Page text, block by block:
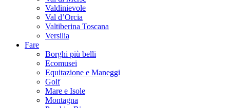
Valdinievole
Val d’Orcia
Valtiberina Toscana
Versilia
Fare
Borghi più belli
Ecomusei
Equitazione e Maneggi
Golf
Mare e Isole
Montagna